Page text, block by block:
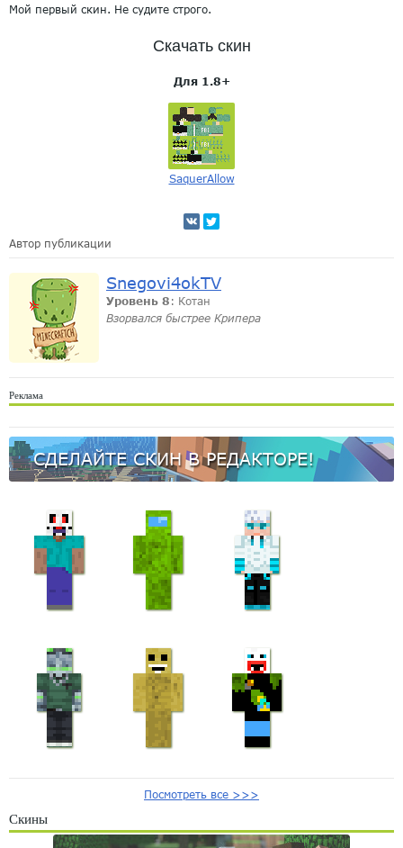
Мой первый скин. Не судите строго.
Скачать скин
Для 1.8+
SaquerAllow
Автор публикации
Snegovi4okTV
Уровень 8 : Котан
Взорвался быстрее Крипера
Реклама
СДЕЛАЙТЕ СКИН В РЕДАКТОРЕ!
Посмотреть все >>>
Скины